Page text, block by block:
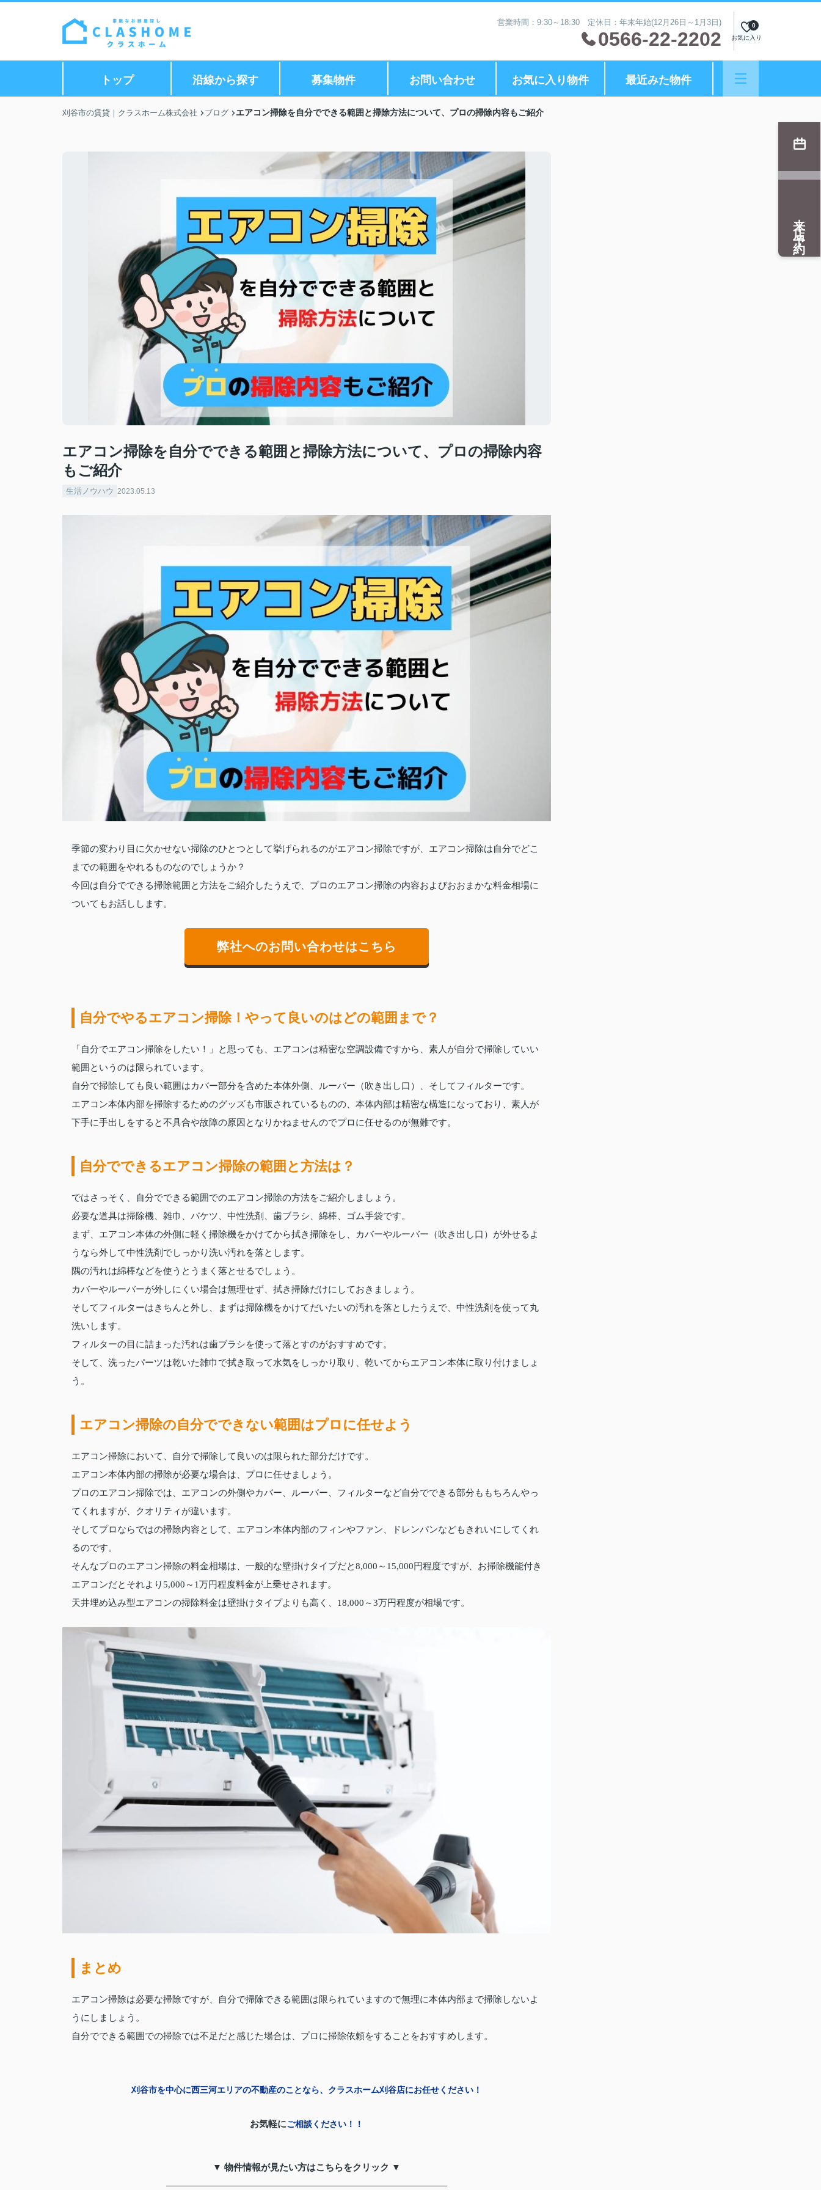
営業時間：9:30～18:30 定休日：年末年始(12月26日～1月3日)
0566-22-2202 お気に入り
0
トップ 沿線から探す 募集物件 お問い合わせ お気に入り物件 最近みた物件
刈谷市の賃貸｜クラスホーム株式会社 ブログ エアコン掃除を自分でできる範囲と掃除方法について、プロの掃除内容もご紹介
エアコン掃除を自分でできる範囲と掃除方法について、プロの掃除内容
もご紹介
生活ノウハウ 2023.05.13
季節の変わり目に欠かせない掃除のひとつとして挙げられるのがエアコン掃除ですが、エアコン掃除は自分でどこ
までの範囲をやれるものなのでしょうか？
今回は自分でできる掃除範囲と方法をご紹介したうえで、プロのエアコン掃除の内容およびおおまかな料金相場に
ついてもお話しします。
弊社へのお問い合わせはこちら
自分でやるエアコン掃除！やって良いのはどの範囲まで？
「自分でエアコン掃除をしたい！」と思っても、エアコンは精密な空調設備ですから、素人が自分で掃除していい
範囲というのは限られています。
自分で掃除しても良い範囲はカバー部分を含めた本体外側、ルーバー（吹き出し口）、そしてフィルターです。
エアコン本体内部を掃除するためのグッズも市販されているものの、本体内部は精密な構造になっており、素人が
下手に手出しをすると不具合や故障の原因となりかねませんのでプロに任せるのが無難です。
自分でできるエアコン掃除の範囲と方法は？
ではさっそく、自分でできる範囲でのエアコン掃除の方法をご紹介しましょう。
必要な道具は掃除機、雑巾、バケツ、中性洗剤、歯ブラシ、綿棒、ゴム手袋です。
まず、エアコン本体の外側に軽く掃除機をかけてから拭き掃除をし、カバーやルーバー（吹き出し口）が外せるよ
うなら外して中性洗剤でしっかり洗い汚れを落とします。
隅の汚れは綿棒などを使うとうまく落とせるでしょう。
カバーやルーバーが外しにくい場合は無理せず、拭き掃除だけにしておきましょう。
そしてフィルターはきちんと外し、まずは掃除機をかけてだいたいの汚れを落としたうえで、中性洗剤を使って丸
洗いします。
フィルターの目に詰まった汚れは歯ブラシを使って落とすのがおすすめです。
そして、洗ったパーツは乾いた雑巾で拭き取って水気をしっかり取り、乾いてからエアコン本体に取り付けましょ
う。
エアコン掃除の自分でできない範囲はプロに任せよう
エアコン掃除において、自分で掃除して良いのは限られた部分だけです。
エアコン本体内部の掃除が必要な場合は、プロに任せましょう。
プロのエアコン掃除では、エアコンの外側やカバー、ルーバー、フィルターなど自分でできる部分ももちろんやっ
てくれますが、クオリティが違います。
そしてプロならではの掃除内容として、エアコン本体内部のフィンやファン、ドレンパンなどもきれいにしてくれ
るのです。
そんなプロのエアコン掃除の料金相場は、一般的な壁掛けタイプだと8,000～15,000円程度ですが、お掃除機能付き
エアコンだとそれより5,000～1万円程度料金が上乗せされます。
天井埋め込み型エアコンの掃除料金は壁掛けタイプよりも高く、18,000～3万円程度が相場です。
まとめ
エアコン掃除は必要な掃除ですが、自分で掃除できる範囲は限られていますので無理に本体内部まで掃除しないよ
うにしましょう。
自分でできる範囲での掃除では不足だと感じた場合は、プロに掃除依頼をすることをおすすめします。
刈谷市を中心に西三河エリアの不動産のことなら、クラスホーム刈谷店にお任せください！
お気軽にご相談ください！！
▼ 物件情報が見たい方はこちらをクリック ▼
来店予約